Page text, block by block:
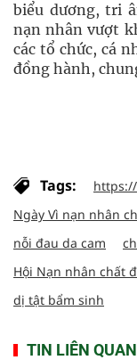
biểu dương, tri
nạn nhân vượt
các tổ chức, cá
đồng hành,
Tags:
Ngày Vì nạn nhân
nỗi đau da cam
Hội Nạn nhân chất
dị tật bẩm sinh
TIN LIÊN QUAN